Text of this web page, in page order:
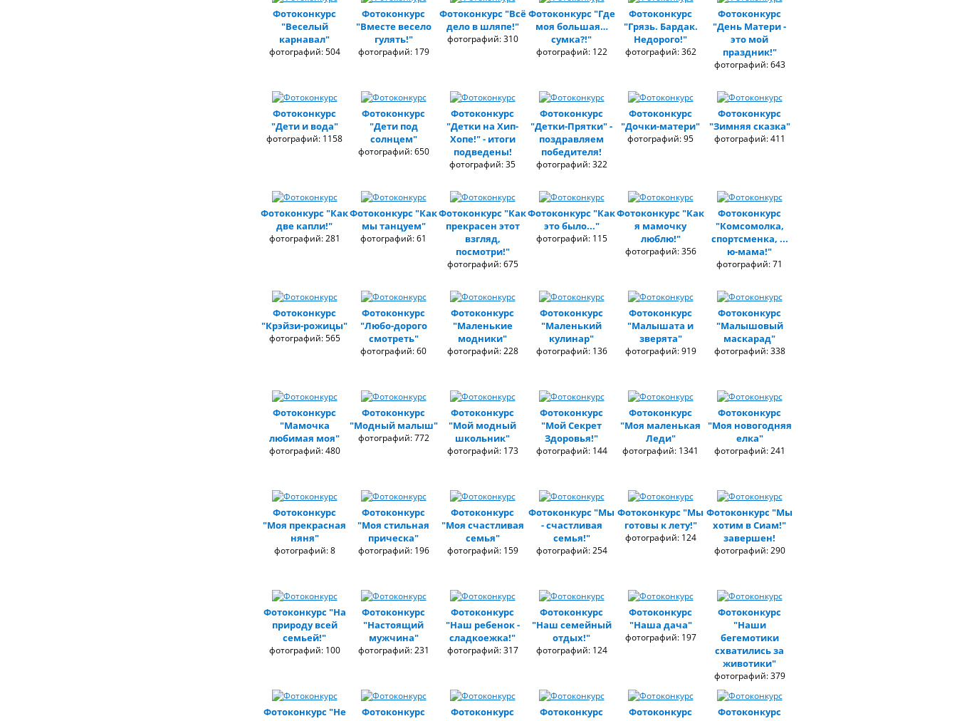
Фотоконкурс
"Веселый
карнавал"
фотографий: 504
Фотоконкурс
"Вместе весело
гулять!"
фотографий: 179
Фотоконкурс "Всё
дело в шляпе!"
фотографий: 310
Фотоконкурс "Где
моя большая…
сумка?!"
фотографий: 122
Фотоконкурс
"Грязь. Бардак.
Недорого!"
фотографий: 362
Фотоконкурс
"День Матери -
это мой
праздник!"
фотографий: 643
Фотоконкурс
"Дети и вода"
фотографий: 1158
Фотоконкурс
"Дети под
солнцем"
фотографий: 650
Фотоконкурс
"Детки на Хип-
Хопе!" - итоги
подведены!
фотографий: 35
Фотоконкурс
"Детки-Прятки" -
поздравляем
победителя!
фотографий: 322
Фотоконкурс
"Дочки-матери"
фотографий: 95
Фотоконкурс
"Зимняя сказка"
фотографий: 411
Фотоконкурс "Как
две капли!"
фотографий: 281
Фотоконкурс "Как
мы танцуем"
фотографий: 61
Фотоконкурс "Как
прекрасен этот
взгляд,
посмотри!"
фотографий: 675
Фотоконкурс "Как
это было..."
фотографий: 115
Фотоконкурс "Как
я мамочку
люблю!"
фотографий: 356
Фотоконкурс
"Комсомолка,
спортсменка, ...
ю-мама!"
фотографий: 71
Фотоконкурс
"Крэйзи-рожицы"
фотографий: 565
Фотоконкурс
"Любо-дорого
смотреть"
фотографий: 60
Фотоконкурс
"Маленькие
модники"
фотографий: 228
Фотоконкурс
"Маленький
кулинар"
фотографий: 136
Фотоконкурс
"Малышата и
зверята"
фотографий: 919
Фотоконкурс
"Малышовый
маскарад"
фотографий: 338
Фотоконкурс
"Мамочка
любимая моя"
фотографий: 480
Фотоконкурс
"Модный малыш"
фотографий: 772
Фотоконкурс
"Мой модный
школьник"
фотографий: 173
Фотоконкурс
"Мой Секрет
Здоровья!"
фотографий: 144
Фотоконкурс
"Моя маленькая
Леди"
фотографий: 1341
Фотоконкурс
"Моя новогодняя
елка"
фотографий: 241
Фотоконкурс
"Моя прекрасная
няня"
фотографий: 8
Фотоконкурс
"Моя стильная
прическа"
фотографий: 196
Фотоконкурс
"Моя счастливая
семья"
фотографий: 159
Фотоконкурс "Мы
- счастливая
семья!"
фотографий: 254
Фотоконкурс "Мы
готовы к лету!"
фотографий: 124
Фотоконкурс "Мы
хотим в Сиам!"
завершен!
фотографий: 290
Фотоконкурс "На
природу всей
семьей!"
фотографий: 100
Фотоконкурс
"Настоящий
мужчина"
фотографий: 231
Фотоконкурс
"Наш ребенок -
сладкоежка!"
фотографий: 317
Фотоконкурс
"Наш семейный
отдых!"
фотографий: 124
Фотоконкурс
"Наша дача"
фотографий: 197
Фотоконкурс
"Наши
бегемотики
схватились за
животики"
фотографий: 379
Фотоконкурс "Не
Фотоконкурс
Фотоконкурс
Фотоконкурс
Фотоконкурс
Фотоконкурс